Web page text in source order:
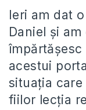
Ieri am dat
Daniel şi
acestui
situaţia
fiilor lecţia